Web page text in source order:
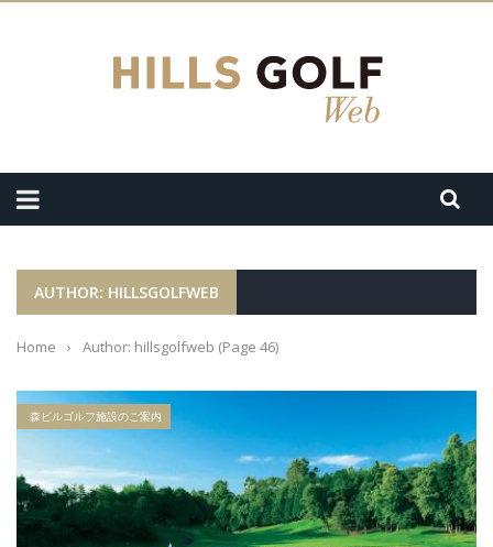
AUTHOR: HILLSGOLFWEB
Home › Author: hillsgolfweb (Page 46)
森ビルゴルフ施設のご案内